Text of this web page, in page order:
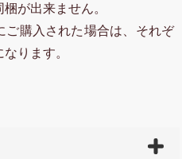
が出来ません。
ご購入された場合は、それぞ
ります。